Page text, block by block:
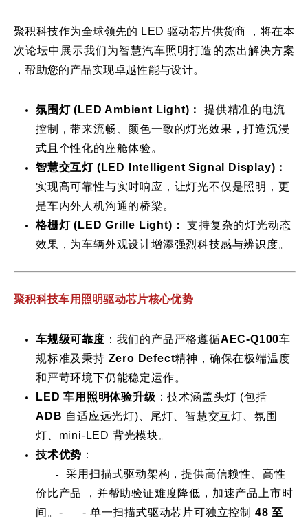
聚积科技作为全球领先的 LED 驱动芯片供货商 ，将在本
次论坛中展示我们为智慧汽车照明打造的杰出解决方案
，帮助您的产品实现卓越性能与设计。
氛围灯 (LED Ambient Light) ：
提供精准的电流
控制，带来流畅、颜色一致的灯光效果，打造沉浸
式且个性化的座舱体验。
智慧交互灯 (LED Intelligent Signal Display) ：
实现高可靠性与实时响应，让灯光不仅是照明，更
是车内外人机沟通的桥梁。
格栅灯 (LED Grille Light) ：
支持复杂的灯光动态
效果，为车辆外观设计增添强烈科技感与辨识度。
聚积科技车用照明驱动芯片核心优势
车规级可靠度 ：我们的产品严格遵循AEC-Q100车
规标准及秉持 Zero Defect精神，确保在极端温度
和严苛环境下仍能稳定运作。
LED 车用照明体验升级 ：技术涵盖头灯 (包括
ADB 自适应远光灯)、尾灯、智慧交互灯、氛围
灯、mini-LED 背光模块。
技术优势 ：
-采用扫描式驱动架构，提供高信赖性、高性
价比产品 ，并帮助验证难度降低，加速产品上市时
间。- - 单一扫描式驱动芯片可独立控制 48至